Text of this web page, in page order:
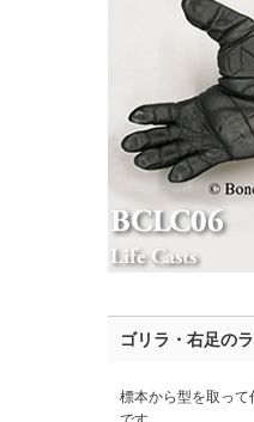
ゴリラ・右足の
標本から型を取っ